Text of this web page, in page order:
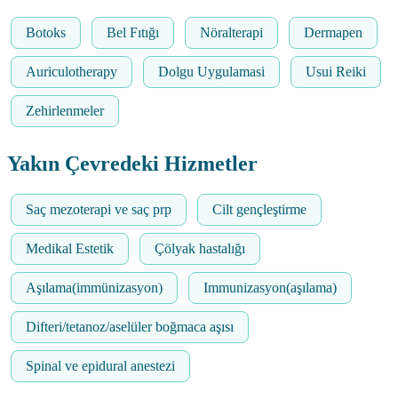
Botoks Bel Fıtığı Nöralterapi Dermapen
Auriculotherapy Dolgu Uygulamasi Usui Reiki
Zehirlenmeler
Yakın Çevredeki Hizmetler
Saç mezoterapi ve saç prp Cilt gençleştirme
Medikal Estetik Çölyak hastalığı
Aşılama(immünizasyon) Immunizasyon(aşılama)
Difteri/tetanoz/aselüler boğmaca aşısı
Spinal ve epidural anestezi